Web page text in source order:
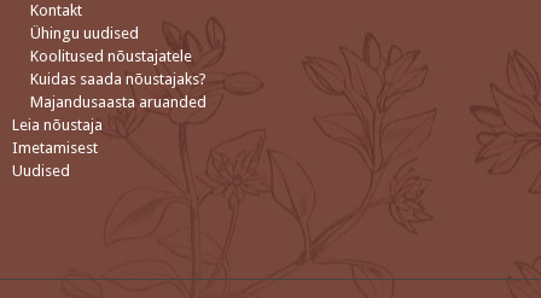
Kontakt
Ühingu uudised
Koolitused nõustajatele
Kuidas saada nõustajaks?
Majandusaasta aruanded
Leia nõustaja
Imetamisest
Uudised